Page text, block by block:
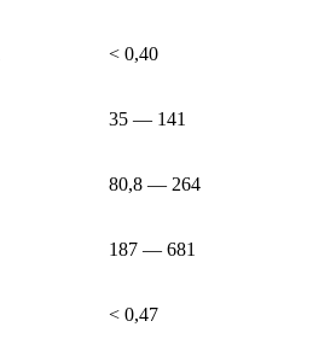
< 0,40
35 — 141
80,8 — 264
187 — 681
< 0,47